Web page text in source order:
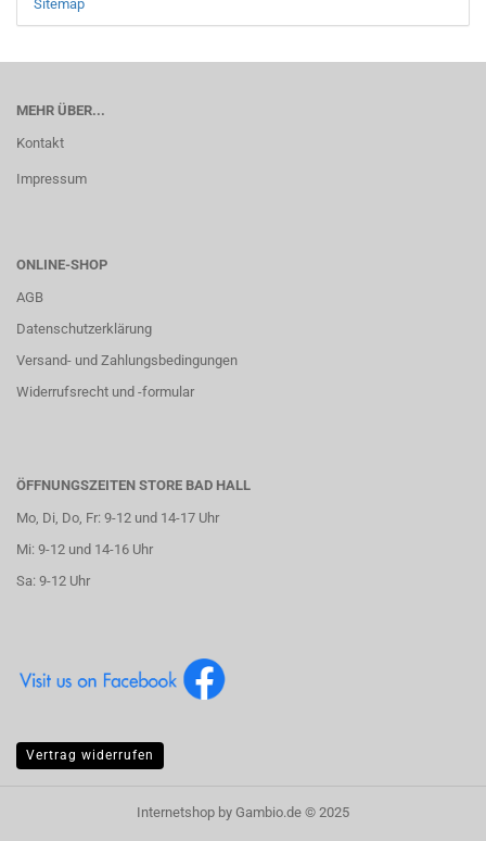
Sitemap
MEHR ÜBER...
Kontakt
Impressum
ONLINE-SHOP
AGB
Datenschutzerklärung
Versand- und Zahlungsbedingungen
Widerrufsrecht und -formular
ÖFFNUNGSZEITEN STORE BAD HALL
Mo, Di, Do, Fr: 9-12 und 14-17 Uhr
Mi: 9-12 und 14-16 Uhr
Sa: 9-12 Uhr
Vertrag widerrufen
Internetshop by Gambio.de © 2025